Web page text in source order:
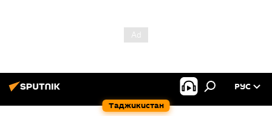
Таджикистан
РУС